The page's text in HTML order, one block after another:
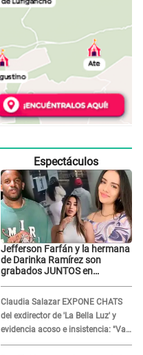
Espectáculos
Jefferson Farfán y la hermana
de Darinka Ramírez son
grabados JUNTOS en
Claudia Salazar EXPONE CHATS
del exdirector de 'La Bella Luz' y
evidencia acoso e insistencia: "Vas
a estar conmigo, no pasa nada"